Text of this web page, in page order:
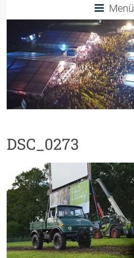
Menü
DSC_0273